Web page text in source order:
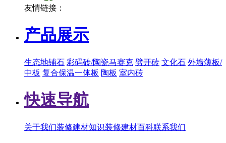
友情链接：
产品展示
生态地铺石 彩码砖/陶瓷马赛克 劈开砖 文化石 外墙薄板/
中板 复合保温一体板 陶板 室内砖
快速导航
关于我们装修建材知识装修建材百科联系我们